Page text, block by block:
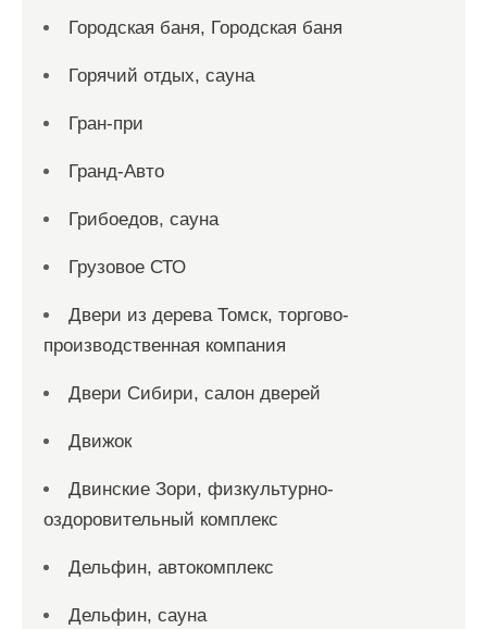
Городская баня, Городская баня
Горячий отдых, сауна
Гран-при
Гранд-Авто
Грибоедов, сауна
Грузовое СТО
Двери из дерева Томск, торгово-
производственная компания
Двери Сибири, салон дверей
Движок
Двинские Зори, физкультурно-
оздоровительный комплекс
Дельфин, автокомплекс
Дельфин, сауна